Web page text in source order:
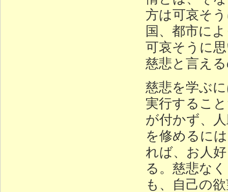
方は可哀そ
国、都市に
可哀そうに
慈悲と言え
慈悲を学ぶ
実行するこ
が付かず、
を修めるに
れば、お人
る。慈悲な
も、自己の